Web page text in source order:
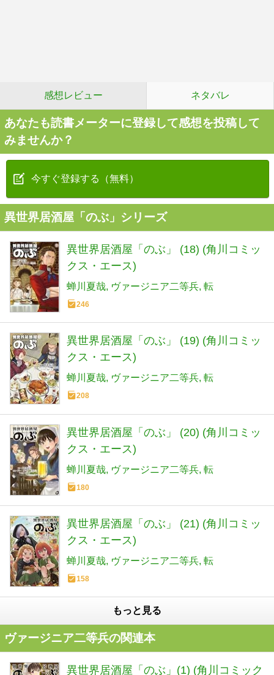
感想レビュー ネタバレ
あなたも読書メーターに登録して感想を投稿して
みませんか？
今すぐ登録する（無料）
異世界居酒屋「のぶ」シリーズ
異世界居酒屋「のぶ」 (18) (角川コミッ
クス・エース)
蝉川夏哉 ヴァージニア二等兵 転
246
異世界居酒屋「のぶ」 (19) (角川コミッ
クス・エース)
蝉川夏哉 ヴァージニア二等兵 転
208
異世界居酒屋「のぶ」 (20) (角川コミッ
クス・エース)
蝉川夏哉 ヴァージニア二等兵 転
180
異世界居酒屋「のぶ」 (21) (角川コミッ
クス・エース)
蝉川夏哉 ヴァージニア二等兵 転
158
もっと見る
ヴァージニア二等兵の関連本
異世界居酒屋「のぶ」(1) (角川コミック